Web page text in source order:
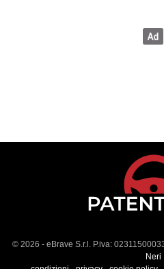
© 2026 - eBrave S.r.l. P.iva:
Neri